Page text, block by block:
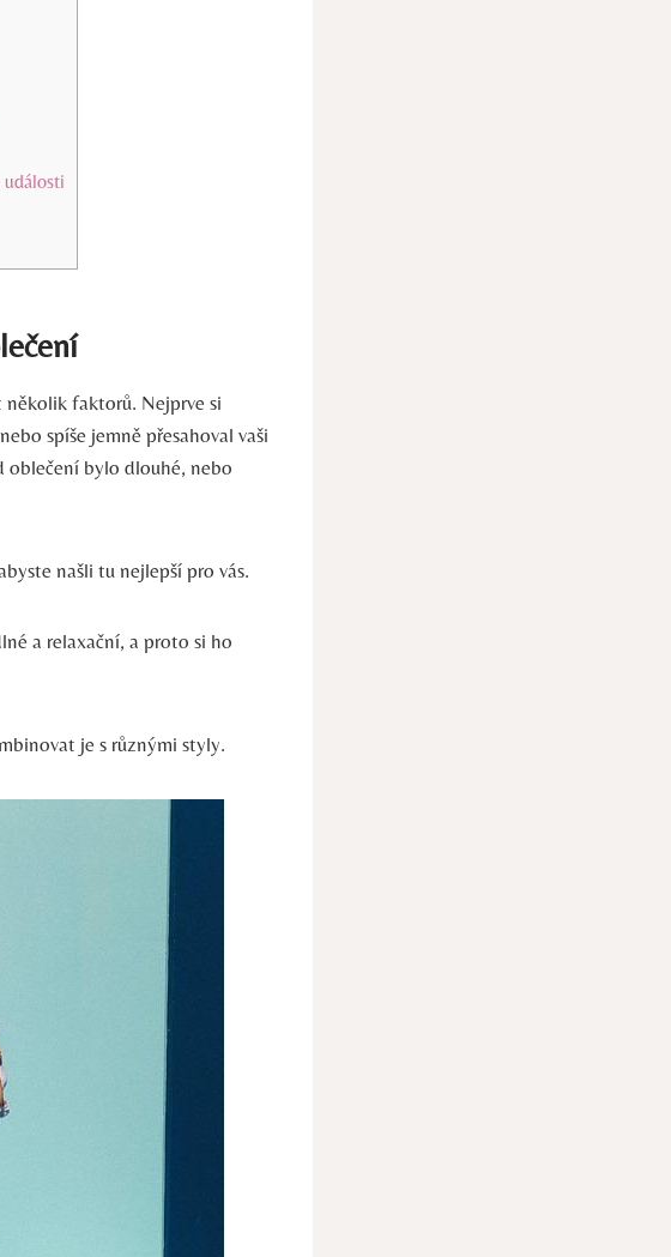
několik faktorů. Nejprve si
spíše jemně přesahoval vaši
oblečení bylo dlouhé, nebo
našli tu nejlepší pro vás.
a relaxační, a proto si ho
je s různými styly.